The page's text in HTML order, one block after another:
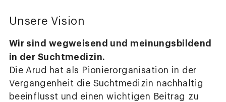
Unsere Vision
Wir sind wegweisend und meinungsbildend
in der Suchtmedizin.
Die Arud hat als Pionierorganisation in der
Vergangenheit die Suchtmedizin nachhaltig
beeinflusst und einen wichtigen Beitrag zu